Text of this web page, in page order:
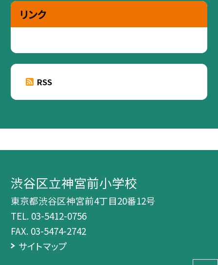
リンク
RSS
渋谷区立神宮前小学校
東京都渋谷区神宮前4丁目20番12号
TEL. 03-5412-0756
FAX. 03-5474-2742
サイトマップ